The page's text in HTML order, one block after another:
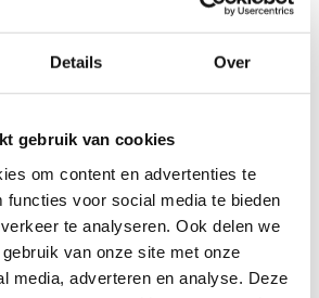
Details Over
gebruik van cookies
om content en advertenties te
functies voor social media te bieden
te analyseren. Ook delen we
van onze site met onze
media, adverteren en analyse. Deze
domein jouw vraag behoort